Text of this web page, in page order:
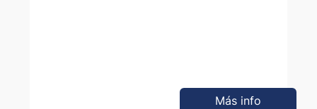
Más info